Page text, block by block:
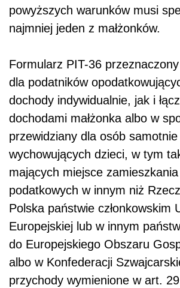
powyższych warunków musi
najmniej jeden z małżonków.
Formularz PIT-36
dla podatników
dochody indywidualnie, jak i
dochodami małżonka albo w
przewidziany dla osób samotnie
wychowujących dzieci, w tym
mających miejsce
podatkowych w innym niż
Polska państwie członkowskim
Europejskiej lub w innym
do Europejskiego Obszaru
albo w Konfederacji
przychody wymienione w art.